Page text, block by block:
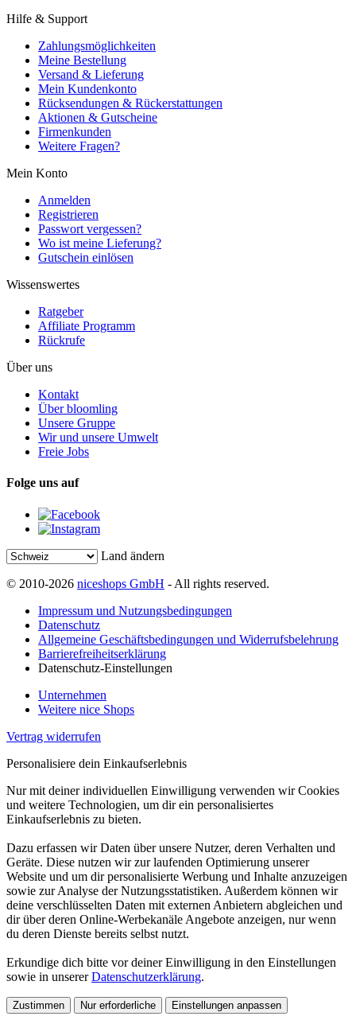
Hilfe & Support
Zahlungsmöglichkeiten
Meine Bestellung
Versand & Lieferung
Mein Kundenkonto
Rücksendungen & Rückerstattungen
Aktionen & Gutscheine
Firmenkunden
Weitere Fragen?
Mein Konto
Anmelden
Registrieren
Passwort vergessen?
Wo ist meine Lieferung?
Gutschein einlösen
Wissenswertes
Ratgeber
Affiliate Programm
Rückrufe
Über uns
Kontakt
Über bloomling
Unsere Gruppe
Wir und unsere Umwelt
Freie Jobs
Folge uns auf
Land ändern
© 2010-2026 niceshops GmbH - All rights reserved.
Impressum und Nutzungsbedingungen
Datenschutz
Allgemeine Geschäftsbedingungen und Widerrufsbelehrung
Barrierefreiheitserklärung
Datenschutz-Einstellungen
Unternehmen
Weitere nice Shops
Vertrag widerrufen
Personalisiere dein Einkaufserlebnis
Nur mit deiner individuellen Einwilligung verwenden wir Cookies
und weitere Technologien, um dir ein personalisiertes
Einkaufserlebnis zu bieten.
Dazu erfassen wir Daten über unsere Nutzer, deren Verhalten und
Geräte. Diese nutzen wir zur laufenden Optimierung unserer
Website und um dir personalisierte Werbung und Inhalte anzuzeigen
sowie zur Analyse der Nutzungsstatistiken. Außerdem können wir
deine verschlüsselten Daten mit externen Anbietern abgleichen und
dir über deren Online-Werbekanäle Angebote anzeigen, nur wenn
du deren Dienste bereits selbst nutzt.
Erkundige dich bitte vor deiner Einwilligung in den Einstellungen
sowie in unsererDatenschutzerklärung.
Zustimmen Nur erforderliche Einstellungen anpassen